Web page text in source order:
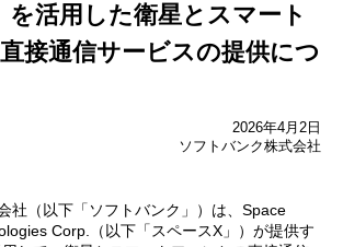
を活用した衛星とスマート
直接通信サービスの提供につ
2026年4月2日
ソフトバンク株式会社
社（以下「ソフトバンク」）は、Space
Corp.（以下「スペースX」）が提供す